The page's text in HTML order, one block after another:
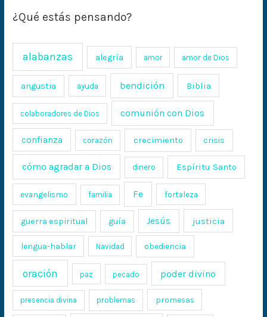
¿Qué estás pensando?
alabanzas alegría amor amor de Dios
angustia ayuda bendición Biblia
colaboradores de Dios comunión con Dios
confianza corazón crecimiento crisis
cómo agradar a Dios dinero Espíritu Santo
evangelismo familia Fe fortaleza
guerra espiritual guía Jesús justicia
lengua-hablar Navidad obediencia
oración paz pecado poder divino
presencia divina problemas promesas